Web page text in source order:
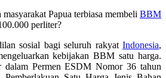
Papua terbiasa membeli BBM
perliter?
sosial bagi seluruh rakyat Indonesia,
kebijakan BBM satu harga.
dalam Permen ESDM Nomor 36 tahun